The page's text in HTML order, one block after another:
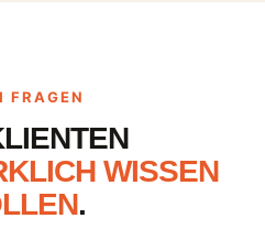
FRAGEN
WISSEN
.